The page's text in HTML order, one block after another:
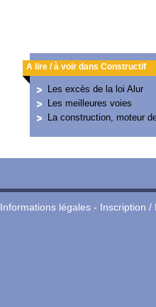
A lire / à voir dans Constructif
Les excès de la loi Alur
Les meilleures voies
La construction, moteur
Informations légales- Inscription /